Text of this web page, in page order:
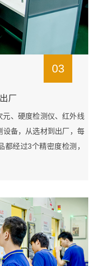
03
厂
、硬度检测仪、红外线
设备，从选材到出厂，每
经过3个精密度检测，